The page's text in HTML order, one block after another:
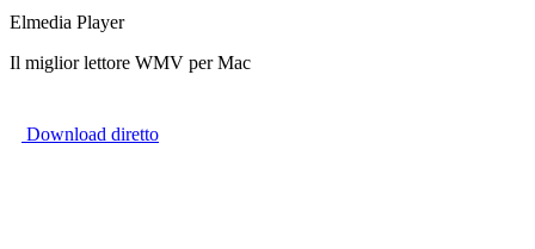
Elmedia Player
Il miglior lettore WMV per Mac
Download diretto